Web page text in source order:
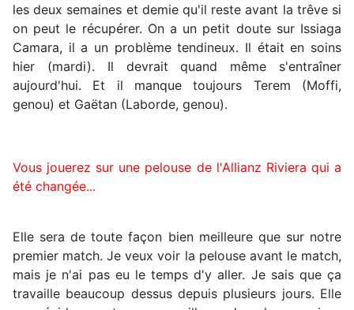
les deux semaines et demie qu'il reste avant la trêve si
on peut le récupérer. On a un petit doute sur Issiaga
Camara, il a un problème tendineux. Il était en soins
hier (mardi). Il devrait quand même s'entraîner
aujourd'hui. Et il manque toujours Terem (Moffi,
genou) et Gaëtan (Laborde, genou).
Vous jouerez sur une pelouse de l'Allianz Riviera qui a
été changée...
Elle sera de toute façon bien meilleure que sur notre
premier match. Je veux voir la pelouse avant le match,
mais je n'ai pas eu le temps d'y aller. Je sais que ça
travaille beaucoup dessus depuis plusieurs jours. Elle